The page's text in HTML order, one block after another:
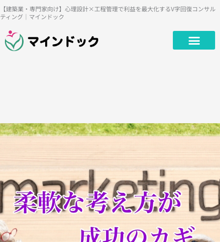
内
容
を
ス
【建築業・専門家向け】心理設計×工程管理で利益を最大化するV字回復コンサル
ティング｜マインドック